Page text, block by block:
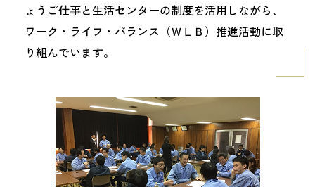
ょうご仕事と生活センターの制度を活用しながら、
ワーク・ライフ・バランス（ＷＬＢ）推進活動に取
り組んでいます。